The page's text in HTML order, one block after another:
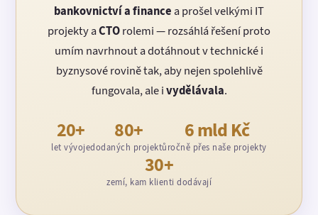
bankovnictví a finance a prošel velkými IT
projekty aCTOrolemi — rozsáhlá řešení proto
umím navrhnout a dotáhnout v technické i
byznysové rovině tak, aby nejen spolehlivě
fungovala, ale ivydělávala.
20+
let vývoje
80+
dodaných projektů
6 mld Kč
ročně přes naše projekty
30+
zemí, kam klienti dodávají